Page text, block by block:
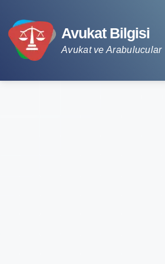
Avukat Bilgisi
Avukat ve Arabulucular